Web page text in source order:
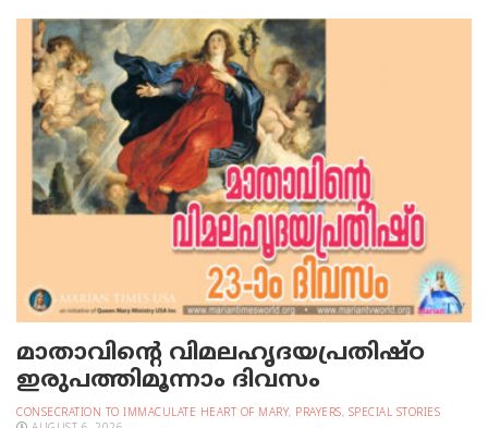
മാതാവിന്റെ വിമലഹൃദയപ്രതിഷ്ഠ
ഇരുപത്തിമൂന്നാം ദിവസം
CONSECRATION TO IMMACULATE HEART OF MARY, PRAYERS, SPECIAL STORIES